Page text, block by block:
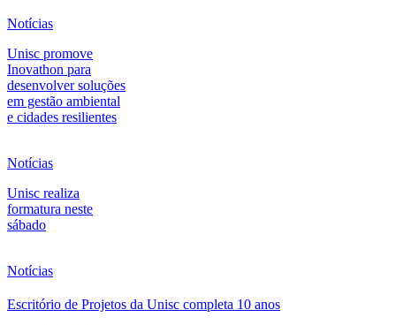
Notícias
Unisc promove
Inovathon para
desenvolver soluções
em gestão ambiental
e cidades resilientes
Notícias
Unisc realiza
formatura neste
sábado
Notícias
Escritório de Projetos da Unisc completa 10 anos